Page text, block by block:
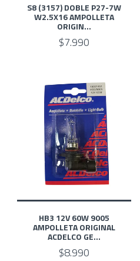
S8 (3157) DOBLE P27-7W
W2.5X16 AMPOLLETA
ORIGIN...
$7.990
HB3 12V 60W 9005
AMPOLLETA ORIGINAL
ACDELCO GE...
$8.990